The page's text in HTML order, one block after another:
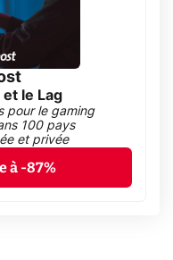
et le Lag
pour le gaming
100 pays
et privée
à -87%